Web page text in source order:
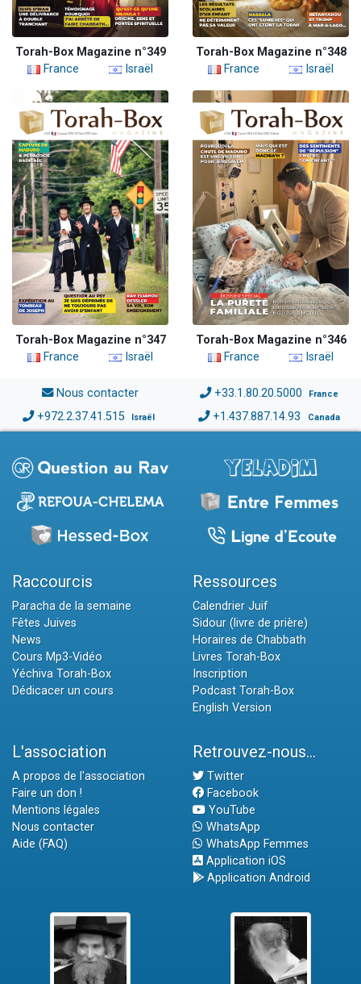
Torah-Box Magazine n°349
France
Israël
Torah-Box Magazine n°348
France
Israël
Torah-Box Magazine n°347
France
Israël
Torah-Box Magazine n°346
France
Israël
Nous contacter +33.1.80.20.5000 France
+972.2.37.41.515 Israël +1.437.887.14.93 Canada
Raccourcis
Paracha de la semaine
Fêtes Juives
News
Cours Mp3-Vidéo
Yéchiva Torah-Box
Dédicacer un cours
Ressources
Calendrier Juif
Sidour (livre de prière)
Horaires de Chabbath
Livres Torah-Box
Inscription
Podcast Torah-Box
English Version
L'association
A propos de l'association
Faire un don !
Mentions légales
Nous contacter
Aide (FAQ)
Retrouvez-nous...
Twitter
Facebook
YouTube
WhatsApp
WhatsApp Femmes
Application iOS
Application Android